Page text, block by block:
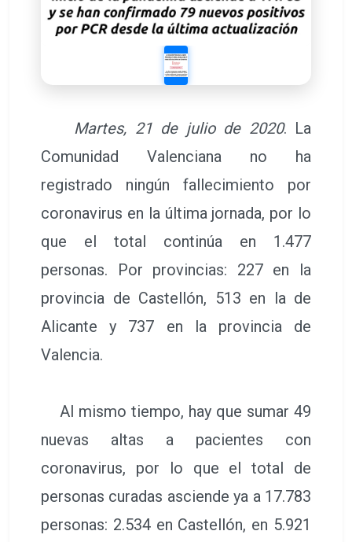
Martes, 21 de julio de 2020. La
Comunidad Valenciana no ha
registrado ningún fallecimiento por
coronavirus en la última jornada, por lo
que el total continúa en 1.477
personas. Por provincias: 227 en la
provincia de Castellón, 513 en la de
Alicante y 737 en la provincia de
Valencia.
Al mismo tiempo, hay que sumar 49
nuevas altas a pacientes con
coronavirus, por lo que el total de
personas curadas asciende ya a 17.783
personas: 2.534 en Castellón, en 5.921